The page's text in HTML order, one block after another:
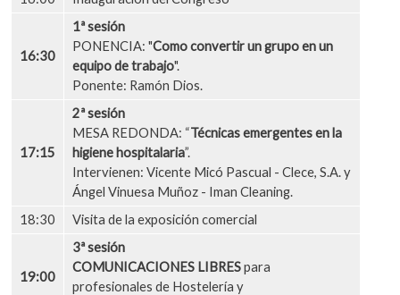
16:30
1ª sesión
PONENCIA: "Como convertir un grupo en un
equipo de trabajo".
Ponente: Ramón Dios.
17:15
2ª sesión
MESA REDONDA: “Técnicas emergentes en la
higiene hospitalaria”.
Intervienen: Vicente Micó Pascual - Clece, S.A. y
Ángel Vinuesa Muñoz - Iman Cleaning.
18:30
Visita de la exposición comercial
19:00
3ª sesión
COMUNICACIONES LIBRESpara
profesionales de Hostelería y